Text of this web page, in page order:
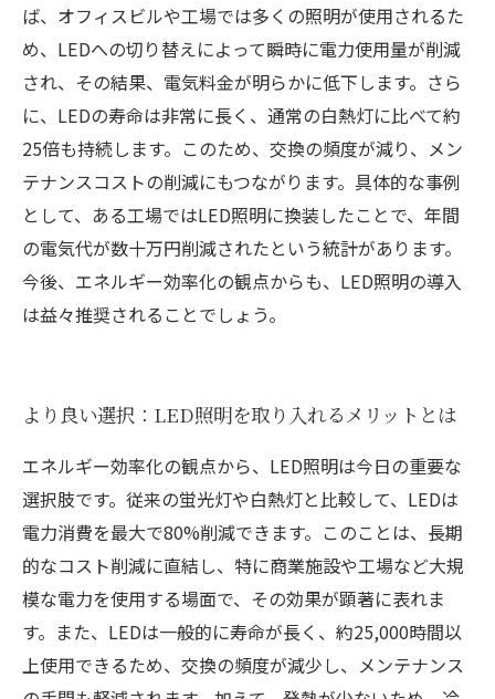
ば、オフィスビルや工場では多くの照明が使用されるた
め、LEDへの切り替えによって瞬時に電力使用量が削減
され、その結果、電気料金が明らかに低下します。さら
に、LEDの寿命は非常に長く、通常の白熱灯に比べて約
25倍も持続します。このため、交換の頻度が減り、メン
テナンスコストの削減にもつながります。具体的な事例
として、ある工場ではLED照明に換装したことで、年間
の電気代が数十万円削減されたという統計があります。
今後、エネルギー効率化の観点からも、LED照明の導入
は益々推奨されることでしょう。
より良い選択：LED照明を取り入れるメリットとは
エネルギー効率化の観点から、LED照明は今日の重要な
選択肢です。従来の蛍光灯や白熱灯と比較して、LEDは
電力消費を最大で80%削減できます。このことは、長期
的なコスト削減に直結し、特に商業施設や工場など大規
模な電力を使用する場面で、その効果が顕著に表れま
す。また、LEDは一般的に寿命が長く、約25,000時間以
上使用できるため、交換の頻度が減少し、メンテナンス